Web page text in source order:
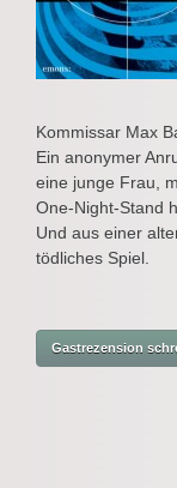
Kommissar Max
Ein anonymer
eine junge Frau,
One-Night-Stand
Und aus einer
tödliches Spiel.